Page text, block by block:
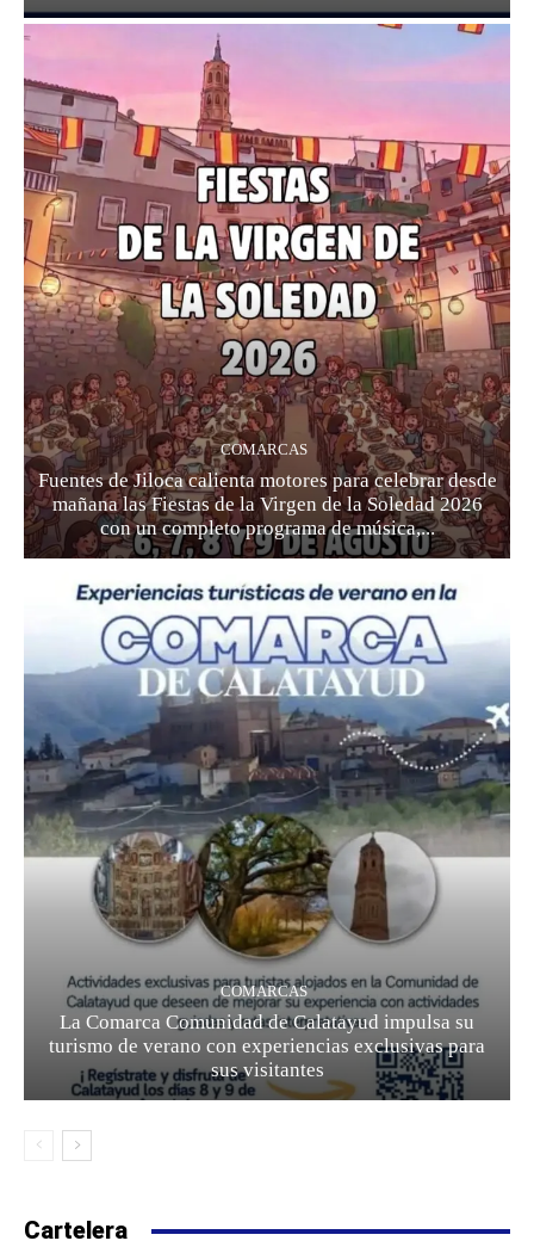
COMARCAS
Fuentes de Jiloca calienta motores para celebrar desde
mañana las Fiestas de la Virgen de la Soledad 2026
con un completo programa de música,...
COMARCAS
La Comarca Comunidad de Calatayud impulsa su
turismo de verano con experiencias exclusivas para
sus visitantes
Cartelera